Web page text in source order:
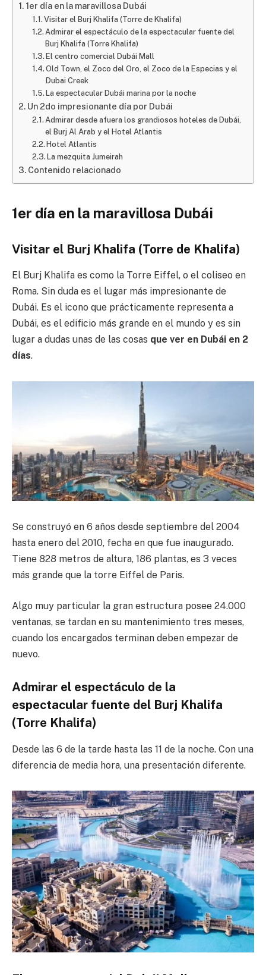
1er día en la maravillosa Dubái
Visitar el Burj Khalifa (Torre de Khalifa)
Admirar el espectáculo de la espectacular fuente del
Burj Khalifa (Torre Khalifa)
El centro comercial Dubái Mall
Old Town, el Zoco del Oro, el Zoco de la Especias y el
Dubai Creek
La espectacular Dubái marina por la noche
Un 2do impresionante día por Dubái
Admirar desde afuera los grandiosos hoteles de Dubái,
el Burj Al Arab y el Hotel Atlantis
Hotel Atlantis
La mezquita Jumeirah
Contenido relacionado
1er día en la maravillosa Dubái
Visitar el Burj Khalifa (Torre de Khalifa)
El Burj Khalifa es como la Torre Eiffel, o el coliseo en
Roma. Sin duda es el lugar más impresionante de
Dubái. Es el icono que prácticamente representa a
Dubái, es el edificio más grande en el mundo y es sin
lugar a dudas unas de las cosas que ver en Dubái en 2
días.
Se construyó en 6 años desde septiembre del 2004
hasta enero del 2010, fecha en que fue inaugurado.
Tiene 828 metros de altura, 186 plantas, es 3 veces
más grande que la torre Eiffel de Paris.
Algo muy particular la gran estructura posee 24.000
ventanas, se tardan en su mantenimiento tres meses,
cuando los encargados terminan deben empezar de
nuevo.
Admirar el espectáculo de la
espectacular fuente del Burj Khalifa
(Torre Khalifa)
Desde las 6 de la tarde hasta las 11 de la noche. Con una
diferencia de media hora, una presentación diferente.